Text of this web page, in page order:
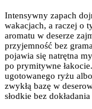
Intensywny zapach
wakacjach, a raczej o
aromatu w deserze
przyjemność bez
pojawia się natrętna
po prymitywne
ugotowanego ryżu
zwykłą bazę w
słodkie bez